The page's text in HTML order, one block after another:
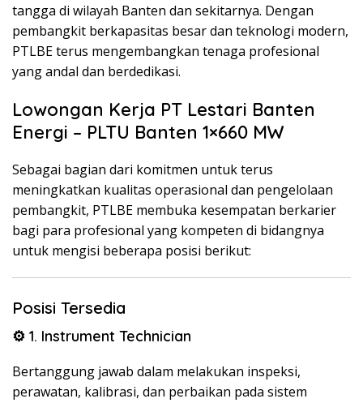
tangga di wilayah Banten dan sekitarnya. Dengan
pembangkit berkapasitas besar dan teknologi modern,
PTLBE terus mengembangkan tenaga profesional
yang andal dan berdedikasi.
Lowongan Kerja PT Lestari Banten
Energi – PLTU Banten 1×660 MW
Sebagai bagian dari komitmen untuk terus
meningkatkan kualitas operasional dan pengelolaan
pembangkit, PTLBE membuka kesempatan berkarier
bagi para profesional yang kompeten di bidangnya
untuk mengisi beberapa posisi berikut:
Posisi Tersedia
⚙️ 1. Instrument Technician
Bertanggung jawab dalam melakukan inspeksi,
perawatan, kalibrasi, dan perbaikan pada sistem